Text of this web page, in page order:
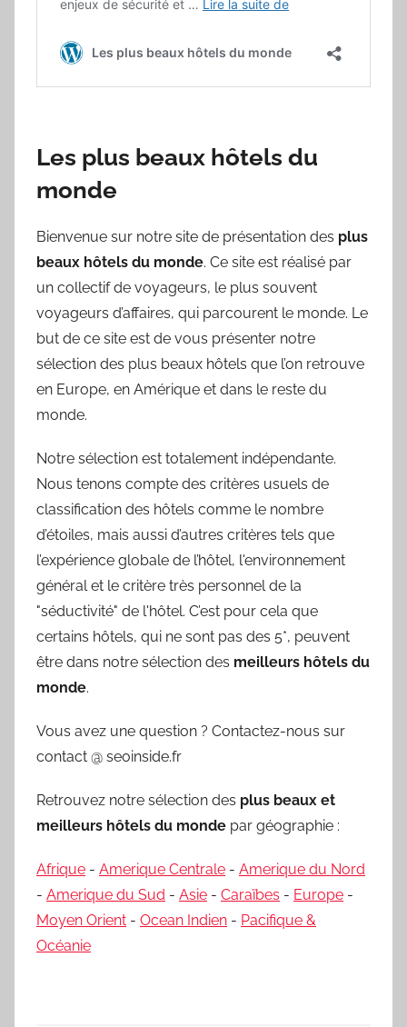
Les plus beaux hôtels du
monde
Bienvenue sur notre site de présentation des plus
beaux hôtels du monde. Ce site est réalisé par
un collectif de voyageurs, le plus souvent
voyageurs d’affaires, qui parcourent le monde. Le
but de ce site est de vous présenter notre
sélection des plus beaux hôtels que l’on retrouve
en Europe, en Amérique et dans le reste du
monde.
Notre sélection est totalement indépendante.
Nous tenons compte des critères usuels de
classification des hôtels comme le nombre
d’étoiles, mais aussi d’autres critères tels que
l’expérience globale de l’hôtel, l'environnement
général et le critère très personnel de la
"séductivité" de l'hôtel. C’est pour cela que
certains hôtels, qui ne sont pas des 5*, peuvent
être dans notre sélection des meilleurs hôtels du
monde.
Vous avez une question ? Contactez-nous sur
contact @ seoinside.fr
Retrouvez notre sélection des plus beaux et
meilleurs hôtels du monde par géographie :
Afrique - Amerique Centrale - Amerique du Nord
- Amerique du Sud - Asie - Caraïbes - Europe -
Moyen Orient - Ocean Indien - Pacifique &
Océanie